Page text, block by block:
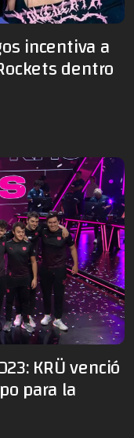
incentiva a
dentro
KRÜ venció
para la